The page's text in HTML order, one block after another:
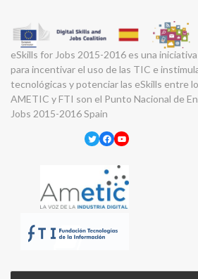
eSkills for Jobs 2015-2016 es una
para incentivar el uso de las TIC e
tecnológicas y potenciar las eSkills entre
AMETIC y FTI son el Punto Nacional de
Jobs 2015-2016 Spain
Twitter
Facebook
YouTube